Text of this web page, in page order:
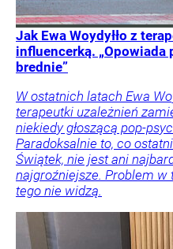
Jak Ewa Woydyłło z
influencerką.
brednie”
W ostatnich latach Ewa
terapeutki uzależnień
niekiedy głoszącą pop-
Paradoksalnie to, co
Świątek, nie jest ani
najgroźniejsze. Problem w
tego nie widzą.